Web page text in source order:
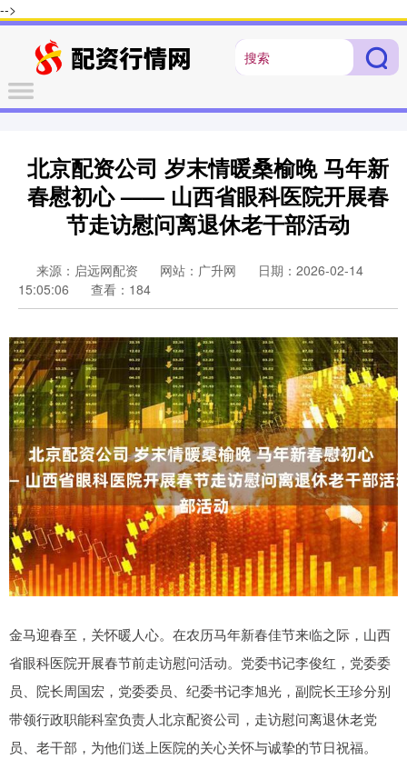
-->
北京配资公司 岁末情暖桑榆晚 马年新
春慰初心 —— 山西省眼科医院开展春
节走访慰问离退休老干部活动
来源：启远网配资 网站：广升网
日期：2026-02-14
15:05:06
查看：184
金马迎春至，关怀暖人心。在农历马年新春佳节来临之际，山西
省眼科医院开展春节前走访慰问活动。党委书记李俊红，党委委
员、院长周国宏，党委委员、纪委书记李旭光，副院长王珍分别
带领行政职能科室负责人北京配资公司，走访慰问离退休老党
员、老干部，为他们送上医院的关心关怀与诚挚的节日祝福。